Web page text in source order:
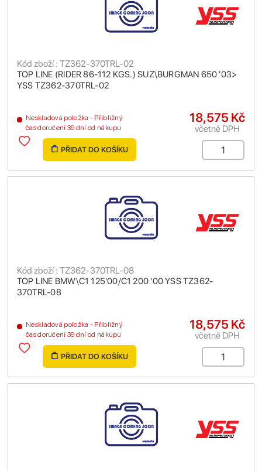
TOP LINE (RIDER 86-112 KGS.) SUZ\BURGMAN 650 '03>
YSS TZ362-370TRL-02
Kód zboží : TZ362-370TRL-02
Neskladová položka - Přibližný
čas doručení 39 dní od nákupu
18,575 Kč
včetně DPH
PŘIDAT DO KOŠÍKU
TOP LINE BMW\C1 125'00/C1 200 '00 YSS TZ362-
370TRL-08
Kód zboží : TZ362-370TRL-08
Neskladová položka - Přibližný
čas doručení 39 dní od nákupu
18,575 Kč
včetně DPH
PŘIDAT DO KOŠÍKU